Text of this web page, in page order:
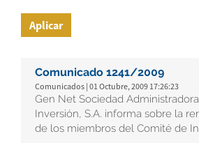
Aplicar
Comunicado 1241/2009
Comunicados | 01 Octubre, 2009 17:26:23
Gen Net Sociedad
Inversión, S.A. informa sobre la
de los miembros del Comité de